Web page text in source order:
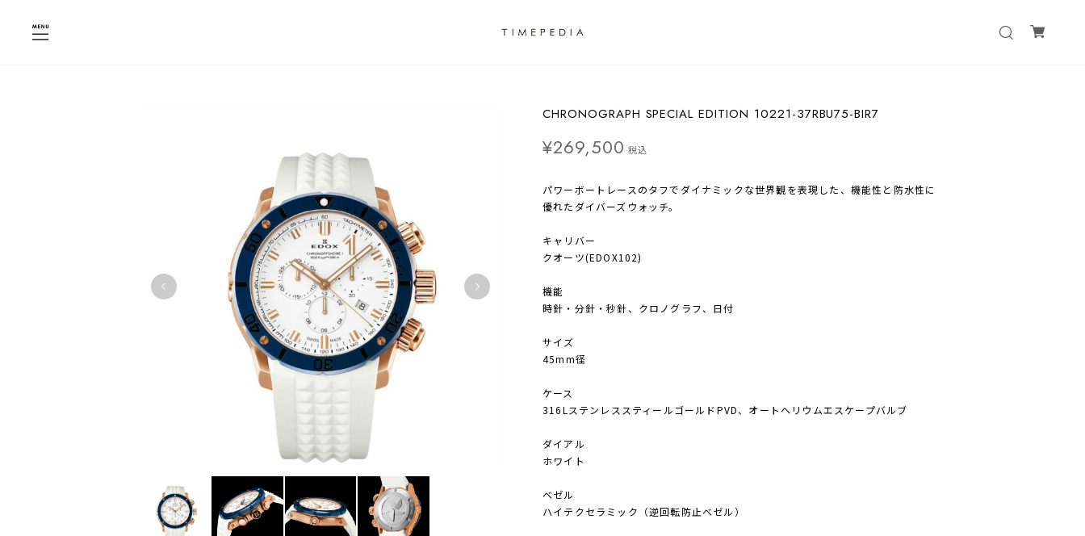
CHRONOGRAPH SPECIAL EDITION 10221-37RBU75-BIR7
¥269,500 税込
パワーボートレースのタフでダイナミックな世界観を表現した、機能性と防水性に
優れたダイバーズウォッチ。
キャリバー
クオーツ(EDOX102)
機能
時針・分針・秒針、クロノグラフ、日付
サイズ
45mm径
ケース
316LステンレススティールゴールドPVD、オートヘリウムエスケープバルブ
ダイアル
ホワイト
ベゼル
ハイテクセラミック（逆回転防止ベゼル）